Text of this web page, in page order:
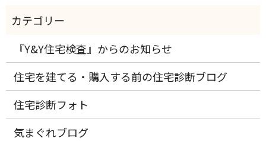
『Y&Y住宅検査』からのお知らせ
住宅を建てる・購入する前の住宅診断ブログ
住宅診断フォト
気まぐれブログ